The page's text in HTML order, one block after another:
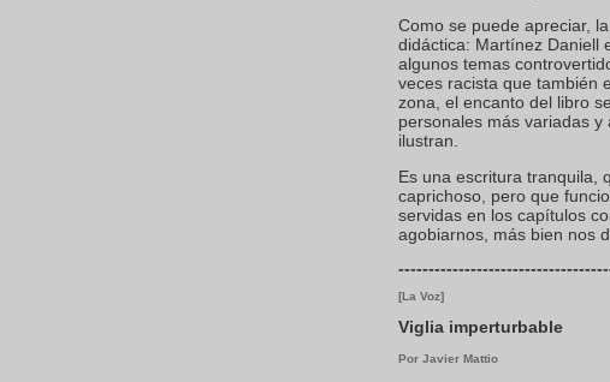
Como se puede apreciar,
didáctica: Martínez Daniell
algunos temas
veces racista que también
zona, el encanto del libro
personales más variadas
ilustran.
Es una escritura tranquila,
caprichoso, pero que
servidas en los capítulos
agobiarnos, más bien nos
[La Voz]
Viglia imperturbable
Por Javier Mattio